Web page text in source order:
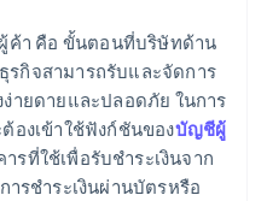
ค้า คือ ขั้นตอนที่บริษัทด้าน
รกิจสามารถรับและจัดการ
ายดายและปลอดภัย ในการ
องเข้าใช้ฟังก์ชันของบัญชีผู้
ที่ใช้เพื่อรับชำระเงินจาก
ารชำระเงินผ่านบัตรหรือ